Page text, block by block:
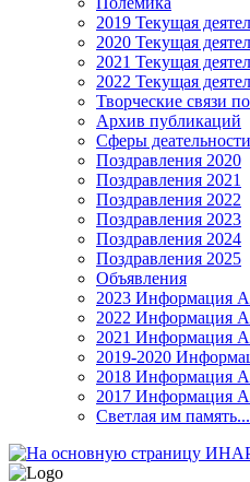
2019 Текущая
2020 Текущая
2021 Текущая
2022 Текущая
Творческие связи
Архив публикаций
Сферы деательности
Поздравления 2020
Поздравления 2021
Поздравления 2022
Поздравления 2023
Поздравления 2024
Поздравления 2025
Объявления
2023 Информация
2022 Информация
2021 Информация
2019-2020
2018 Информация
2017 Информация
Светлая им память...